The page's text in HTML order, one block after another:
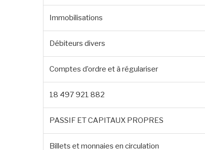
Immobilisations
Débiteurs divers
Comptes d’ordre et à régulariser
18 497 921 882
PASSIF ET CAPITAUX PROPRES
Billets et monnaies en circulation